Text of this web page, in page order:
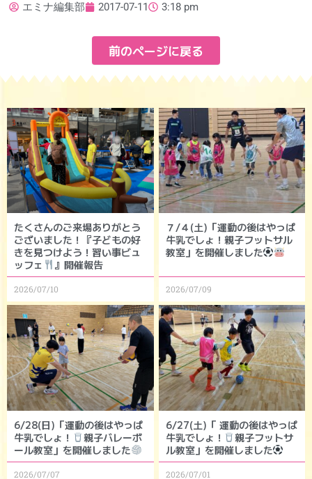
エミナ編集部 2017-07-11 3:18 pm
前のページに戻る
たくさんのご来場ありがとう
ございました！『子どもの好
きを見つけよう！習い事ビュ
ッフェ
』開催報告
2026/07/10
７/４(土)「運動の後はやっぱ
牛乳でしょ！親子フットサル
教室」を開催しました
2026/07/09
6/28(日)「運動の後はやっぱ
牛乳でしょ！
親子バレーボ
ール教室」を開催しました
2026/07/07
6/27(土)「 運動の後はやっぱ
牛乳でしょ！
親子フットサ
ル教室」を開催しました
2026/07/01